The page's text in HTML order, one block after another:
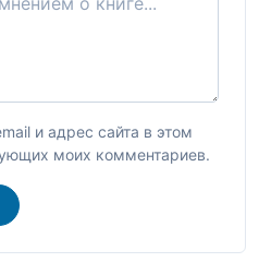
и адрес сайта в этом
моих комментариев.